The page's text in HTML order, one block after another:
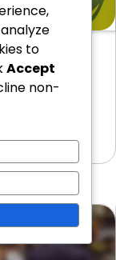
Seleções
nacional
to
Accept
non-